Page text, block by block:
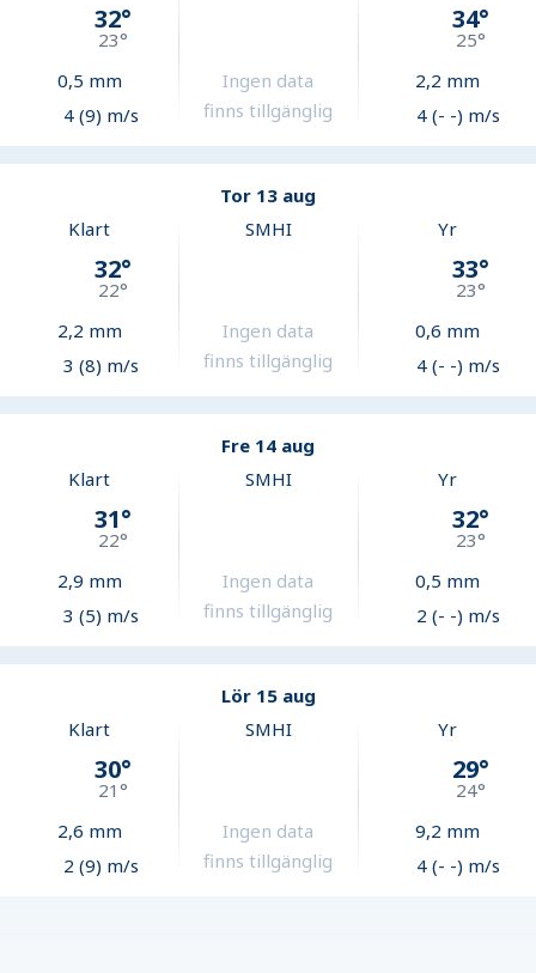
32°
23°
0,5 mm
4 (9) m/s
Ingen data
finns tillgänglig
34°
25°
2,2 mm
4 (- -) m/s
Tor 13 aug
Klart
32°
22°
2,2 mm
3 (8) m/s
SMHI
Ingen data
finns tillgänglig
Yr
33°
23°
0,6 mm
4 (- -) m/s
Fre 14 aug
Klart
31°
22°
2,9 mm
3 (5) m/s
SMHI
Ingen data
finns tillgänglig
Yr
32°
23°
0,5 mm
2 (- -) m/s
Lör 15 aug
Klart
30°
21°
2,6 mm
2 (9) m/s
SMHI
Ingen data
finns tillgänglig
Yr
29°
24°
9,2 mm
4 (- -) m/s